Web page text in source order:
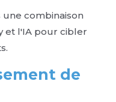
combinaison
et l'IA pour cibler
de